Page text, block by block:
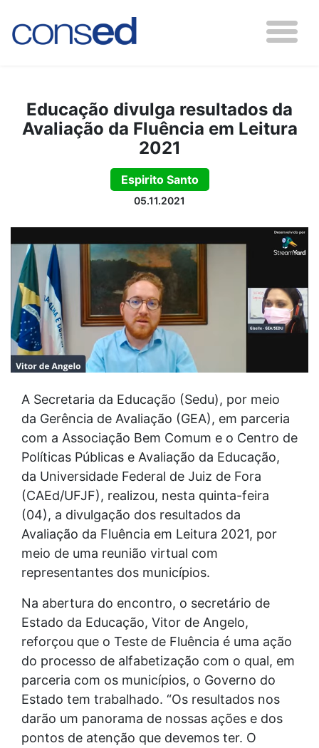
Educação divulga resultados da
Avaliação da Fluência em Leitura
2021
Espirito Santo
05.11.2021
A Secretaria da Educação (Sedu), por meio
da Gerência de Avaliação (GEA), em parceria
com a Associação Bem Comum e o Centro de
Políticas Públicas e Avaliação da Educação,
da Universidade Federal de Juiz de Fora
(CAEd/UFJF), realizou, nesta quinta-feira
(04), a divulgação dos resultados da
Avaliação da Fluência em Leitura 2021, por
meio de uma reunião virtual com
representantes dos municípios.
Na abertura do encontro, o secretário de
Estado da Educação, Vitor de Angelo,
reforçou que o Teste de Fluência é uma ação
do processo de alfabetização com o qual, em
parceria com os municípios, o Governo do
Estado tem trabalhado. “Os resultados nos
darão um panorama de nossas ações e dos
pontos de atenção que devemos ter. O